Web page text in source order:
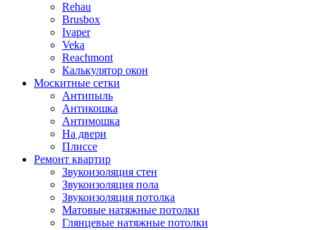
Rehau
Brusbox
Ivaper
Veka
Reachmont
Калькулятор окон
Москитные сетки
Антипыль
Антикошка
Антимошка
На двери
Плиссе
Ремонт квартир
Звукоизоляция стен
Звукоизоляция пола
Звукоизоляция потолка
Матовые натяжные потолки
Глянцевые натяжные потолки